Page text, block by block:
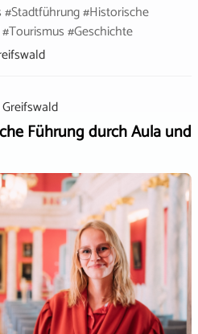
#Historische
#Geschichte
Greifswald
Führung durch Aula und